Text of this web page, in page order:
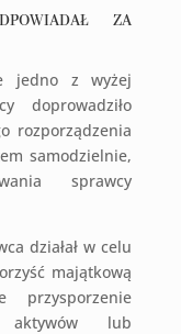
za
jedno z wyżej
doprowadziło
rozporządzenia
samodzielnie,
sprawcy
działał w celu
majątkową
przysporzenie
aktywów lub